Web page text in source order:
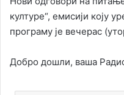
културе“, емисији коју
програму је вечерас
Добро дошли, ваша